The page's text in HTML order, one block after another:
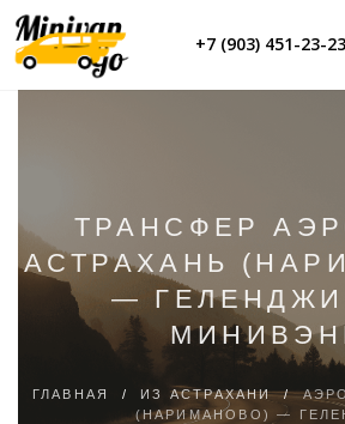
+7 (903) 451-23-23
ТРАНСФЕР
АСТРАХАНЬ
—
ГЛАВНАЯ / ИЗ АСТРАХАНИ/
(НАРИМАНОВО) —